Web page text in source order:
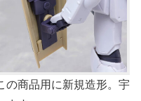
の商品用に新規造形。宇